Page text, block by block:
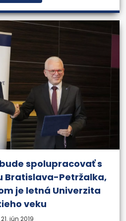
spolupracovať s
Bratislava-Petržalka,
je letná Univerzita
veku
21. jún 2019